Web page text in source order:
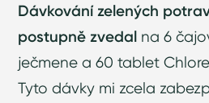
Dávkování zelených
postupně zvedal na 6
ječmene a 60 tablet
Tyto dávky mi zcela